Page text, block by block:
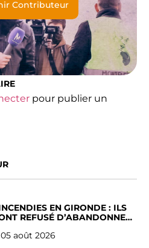
Contributeur
pour publier un
EN GIRONDE : ILS
REFUSÉ D’ABANDONNER
05 août 2026